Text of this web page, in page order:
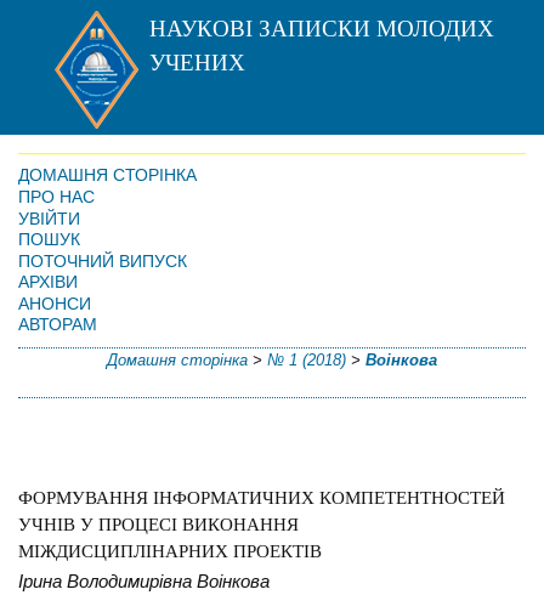
НАУКОВІ ЗАПИСКИ МОЛОДИХ
УЧЕНИХ
ДОМАШНЯ СТОРІНКА
ПРО НАС
УВІЙТИ
ПОШУК
ПОТОЧНИЙ ВИПУСК
АРХІВИ
АНОНСИ
АВТОРАМ
Домашня сторінка > № 1 (2018) > Воінкова
ФОРМУВАННЯ ІНФОРМАТИЧНИХ КОМПЕТЕНТНОСТЕЙ
УЧНІВ У ПРОЦЕСІ ВИКОНАННЯ
МІЖДИСЦИПЛІНАРНИХ ПРОЕКТІВ
Ірина Володимирівна Воінкова